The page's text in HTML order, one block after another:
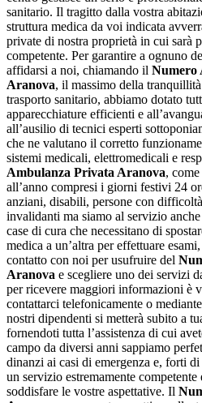
sanitario. Il tragitto dalla vostra
struttura medica da voi indicata
private di nostra proprietà in cui sarà
competente. Per garantire a ognuno
affidarsi a noi, chiamando il Numero
Aranova, il massimo della
trasporto sanitario, abbiamo dotato
apparecchiature efficienti e
all’ausilio di tecnici esperti
che ne valutano il corretto
sistemi medicali, elettromedicali e
Ambulanza Privata Aranova,
all’anno compresi i giorni festivi 24
anziani, disabili, persone con
invalidanti ma siamo al servizio
case di cura che necessitano di
medica a un’altra per effettuare
contatto con noi per usufruire del
Aranova e scegliere uno dei servizi
per ricevere maggiori informazioni è
contattarci telefonicamente o
nostri dipendenti si metterà subito a
fornendoti tutta l’assistenza di cui
campo da diversi anni sappiamo
dinanzi ai casi di emergenza e, forti
un servizio estremamente
soddisfare le vostre aspettative. Il